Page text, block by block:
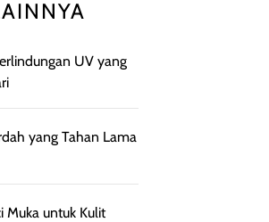
UV yang
yang Tahan Lama
Muka untuk Kulit